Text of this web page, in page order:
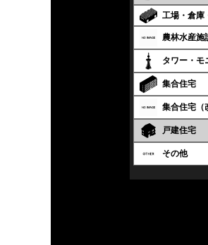
工場・倉庫
農林水産施
タワー・モ
集合住宅
集合住宅（
戸建住宅
その他